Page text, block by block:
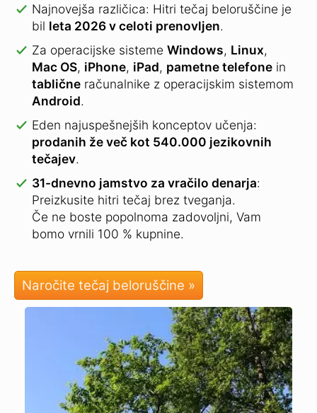
Najnovejša različica: Hitri tečaj beloruščine je
bil leta 2026 v celoti prenovljen.
Za operacijske sisteme Windows, Linux,
Mac OS, iPhone, iPad, pametne telefone in
tablične računalnike z operacijskim sistemom
Android.
Eden najuspešnejših konceptov učenja:
prodanih že več kot 540.000 jezikovnih
tečajev.
31-dnevno jamstvo za vračilo denarja:
Preizkusite hitri tečaj brez tveganja.
Če ne boste popolnoma zadovoljni, Vam
bomo vrnili 100 % kupnine.
Naročite tečaj beloruščine »